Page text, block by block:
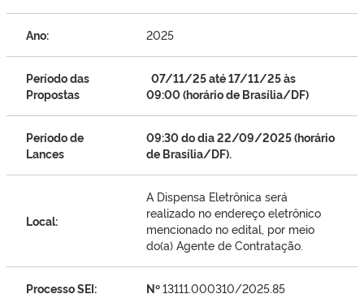
Ano: 2025
Período das
Propostas
07/11/25 até 17/11/25 às
09:00 (horário de Brasília/DF)
Período de
Lances
09:30 do dia 22/09/2025 (horário
de Brasília/DF).
Local:
A Dispensa Eletrônica será
realizado no endereço eletrônico
mencionado no edital, por meio
do(a) Agente de Contratação.
Processo SEI: Nº13111.000310/2025.85